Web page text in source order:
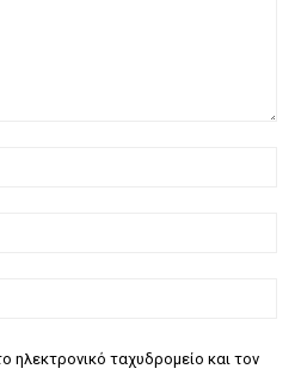
ηλεκτρονικό ταχυδρομείο και τον